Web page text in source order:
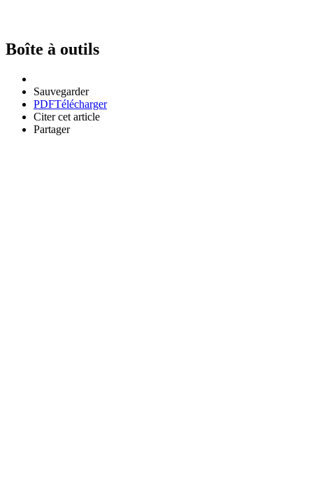
Boîte à outils
Sauvegarder
PDFTélécharger
Citer cet article
Partager